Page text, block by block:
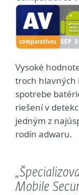
Vysoké
troch hlavných
spotrebe
riešení v
jedným z
rodín adwaru.
Mobile